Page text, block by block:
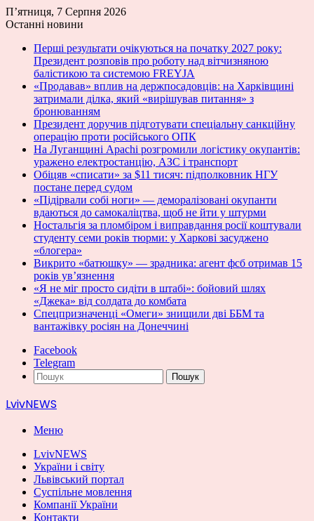
П’ятниця, 7 Серпня 2026
Останні новини
Перші результати очікуються на початку 2027 року:
Президент розповів про роботу над вітчизняною
балістикою та системою FREYJA
«Продавав» вплив на держпосадовців: на Харківщині
затримали ділка, який «вирішував питання» з
бронюванням
Президент доручив підготувати спеціальну санкційну
операцію проти російського ОПК
На Луганщині Apachi розгромили логістику окупантів:
уражено електростанцію, АЗС і транспорт
Обіцяв «списати» за $11 тисяч: підполковник НГУ
постане перед судом
«Підірвали собі ноги» — деморалізовані окупанти
вдаються до самокаліцтва, щоб не йти у штурми
Ностальгія за пломбіром і виправдання росії коштували
студенту семи років тюрми: у Харкові засуджено
«блогера»
Викрито «батюшку» — зрадника: агент фсб отримав 15
років ув’язнення
«Я не міг просто сидіти в штабі»: бойовий шлях
«Джека» від солдата до комбата
Спецпризначенці «Омеги» знищили дві ББМ та
вантажівку росіян на Донеччині
Facebook
Telegram
Пошук
LvivNEWS
Меню
LvivNEWS
України і світу
Львівський портал
Суспільне мовлення
Компанії України
Контакти